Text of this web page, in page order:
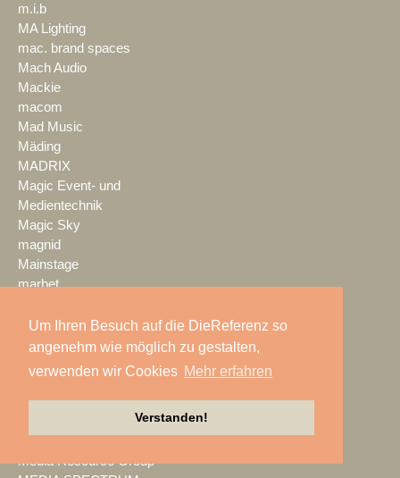
Um Ihren Besuch auf die DieReferenz so
angenehm wie möglich zu gestalten,
verwenden wir Cookies Mehr erfahren
Verstanden!
m.i.b
MA Lighting
mac. brand spaces
Mach Audio
Mackie
macom
Mad Music
Mäding
MADRIX
Magic Event- und
Medientechnik
Magic Sky
magnid
Mainstage
marbet
Martin Audio
Martin by HARMAN
MBN-PROLED
Media Resource Group